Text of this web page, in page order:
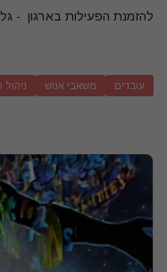
להזמנת הפעילות בארגון - גלית
עובדים משאבי אנוש ניהול